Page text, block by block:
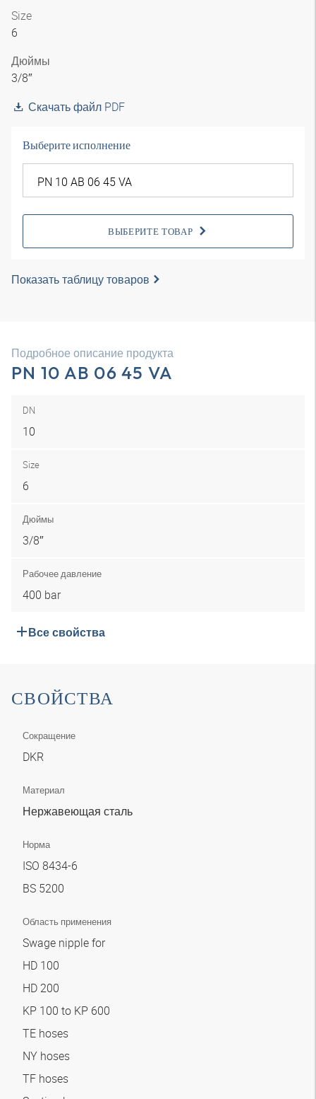
Size
6
Дюймы
3/8″
Скачать файл PDF
Выберите исполнение
ВЫБЕРИТЕ ТОВАР
Показать таблицу товаров
Подробное описание продукта
PN 10 AB 06 45 VA
DN
10
Size
6
Дюймы
3/8″
Рабочее давление
400 bar
Все свойства
СВОЙСТВА
Сокращение
DKR
Материал
Нержавеющая сталь
Норма
ISO 8434-6
BS 5200
Область применения
Swage nipple for
HD 100
HD 200
KP 100 to KP 600
TE hoses
NY hoses
TF hoses